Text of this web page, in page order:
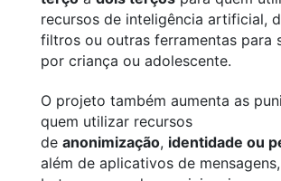
recursos de inteligência artificial,
filtros ou outras ferramentas para
por criança ou adolescente.
O projeto também aumenta as
quem utilizar recursos
de anonimização, identidade ou
além de aplicativos de